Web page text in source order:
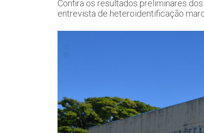
Confira os resultados preliminares
entrevista de heteroidentificação